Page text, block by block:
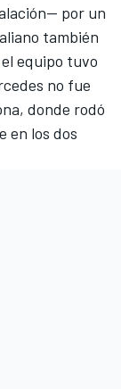
por un
también
equipo tuvo
no fue
donde rodó
en los dos